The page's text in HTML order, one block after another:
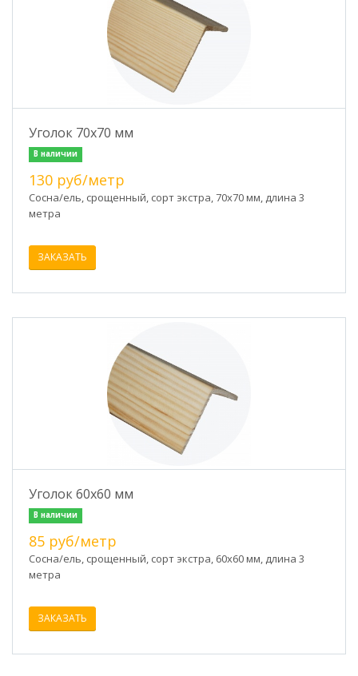
Уголок 70х70 мм
В наличии
130 руб/метр
Сосна/ель, срощенный, сорт экстра, 70х70 мм, длина 3
метра
ЗАКАЗАТЬ
Уголок 60х60 мм
В наличии
85 руб/метр
Сосна/ель, срощенный, сорт экстра, 60х60 мм, длина 3
метра
ЗАКАЗАТЬ